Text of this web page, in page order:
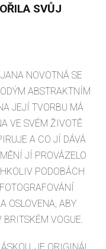
SVŮJ
NOVOTNÁ SE
ABSTRAKTNÍM
JEJÍ TVORBU MÁ
VE SVÉM ŽIVOTĚ
A CO JÍ DÁVÁ
JÍ PROVÁZELO
PODOBÁCH
OSLOVENA, ABY
BRITSKÉM VOGUE.